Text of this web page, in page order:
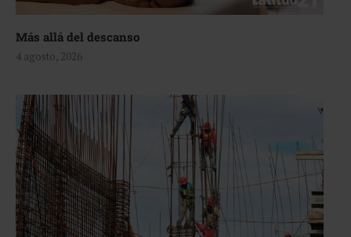
Más allá del descanso
4 agosto, 2026